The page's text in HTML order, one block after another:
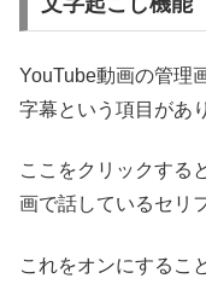
YouTube動画の管理
字幕という項目があ
ここをクリックする
画で話しているセリ
これをオンにするこ